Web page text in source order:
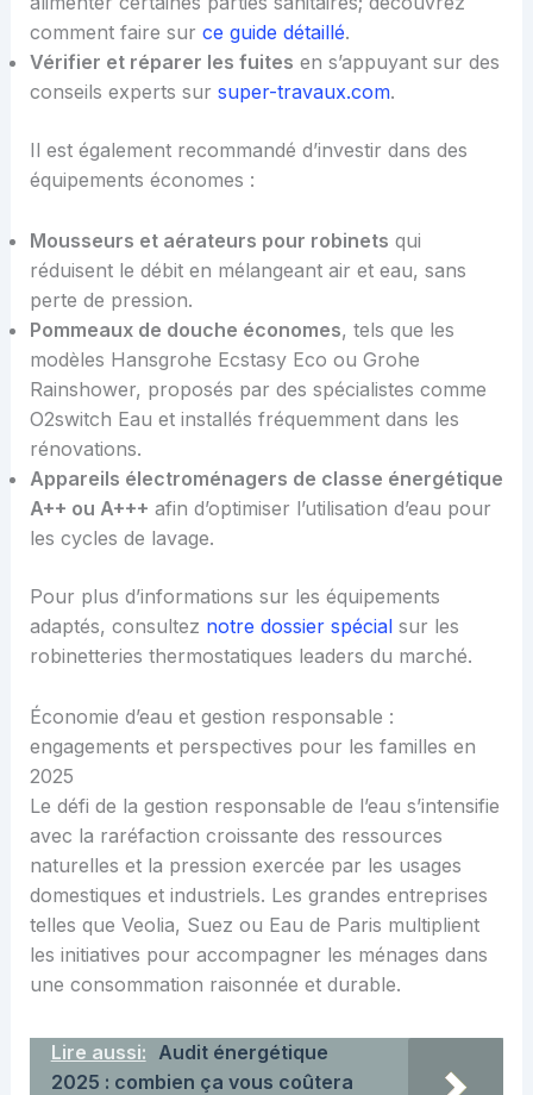
comment faire sur ce guide détaillé.
Vérifier et réparer les fuites en s’appuyant sur des
conseils experts sur super-travaux.com.
Il est également recommandé d’investir dans des
équipements économes :
Mousseurs et aérateurs pour robinets qui
réduisent le débit en mélangeant air et eau, sans
perte de pression.
Pommeaux de douche économes, tels que les
modèles Hansgrohe Ecstasy Eco ou Grohe
Rainshower, proposés par des spécialistes comme
O2switch Eau et installés fréquemment dans les
rénovations.
Appareils électroménagers de classe énergétique
A++ ou A+++ afin d’optimiser l’utilisation d’eau pour
les cycles de lavage.
Pour plus d’informations sur les équipements
adaptés, consultez notre dossier spécialsur les
robinetteries thermostatiques leaders du marché.
Économie d’eau et gestion responsable :
engagements et perspectives pour les familles en
2025
Le défi de la gestion responsable de l’eau s’intensifie
avec la raréfaction croissante des ressources
naturelles et la pression exercée par les usages
domestiques et industriels. Les grandes entreprises
telles que Veolia, Suez ou Eau de Paris multiplient
les initiatives pour accompagner les ménages dans
une consommation raisonnée et durable.
Lire aussi: Audit énergétique
2025 : combien ça vous coûtera